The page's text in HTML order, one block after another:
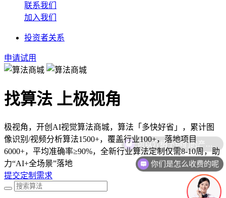
联系我们
加入我们
投资者关系
申请试用
找算法 上极视角
极视角，开创AI视觉算法商城，算法「多快好省」，累计图
像识别/视频分析算法1500+，覆盖行业100+，落地项目
6000+，平均准确率≥90%，全新行业算法定制仅需8-10周，助
力“AI+全场景”落地
提交定制需求
你们是怎么收费的呢